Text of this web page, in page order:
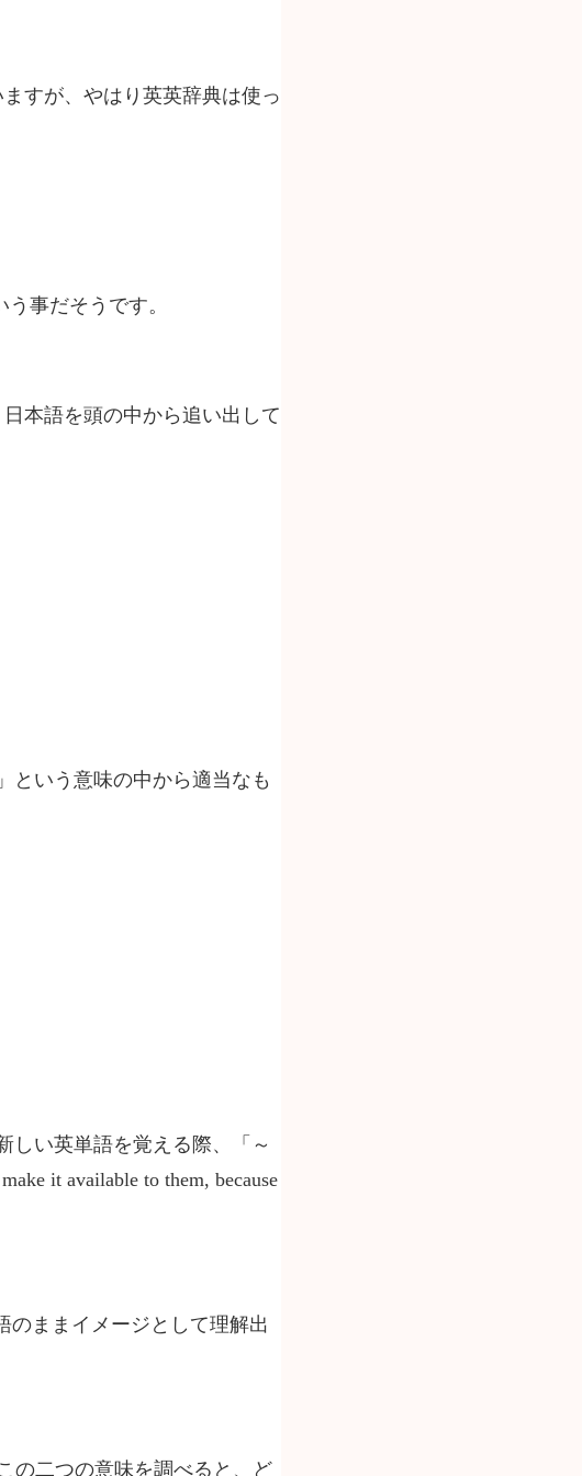
すが、やはり英英辞典は使っ
事だそうです。
本語を頭の中から追い出して
」という意味の中から適当なも
しい英単語を覚える際、「～
it available to them, because
のままイメージとして理解出
の二つの意味を調べると、ど